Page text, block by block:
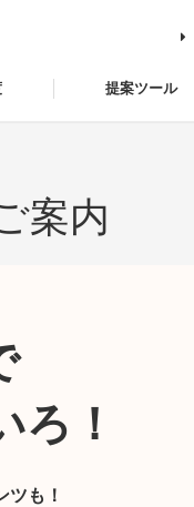
提案ツール
案内
ろ！
ツも！